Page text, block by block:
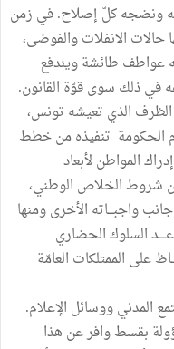
ونضجه كلّ إصلاح. في زمن
حالات الانفلات والفوضى،
عواطف طائشة ويندفع
في ذلك سوى قوّة القانون.
الذي تعيشه تونس،
الحكومة تنفيذه من خطط
المواطن لأبعاد
شروط الخلاص الوطني،
واجبـــاته الأخرى ومنها
السلوك الحضاري
على الممتلكات العامّة
المدني ووسائل الإعلام.
بقسط وافر عن هذا